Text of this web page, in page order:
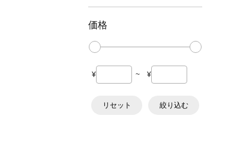
価格
¥ ~ ¥
リセット 絞り込む